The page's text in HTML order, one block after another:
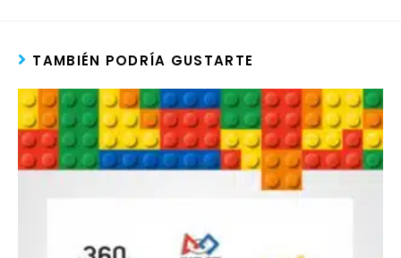
TAMBIÉN PODRÍA GUSTARTE